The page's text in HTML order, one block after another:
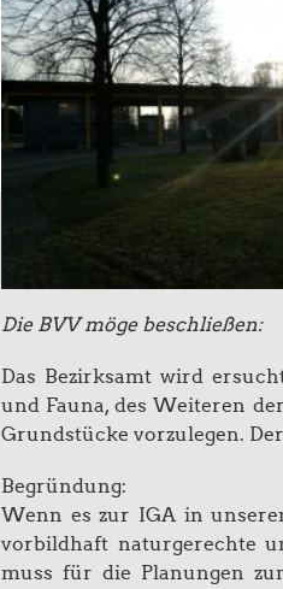
Die BVV möge beschließen:
Das Bezirksamt wird
und Fauna, des Weiteren
Grundstücke vorzulegen.
Begründung:
Wenn es zur IGA in
vorbildhaft naturgerechte
muss für die Planungen